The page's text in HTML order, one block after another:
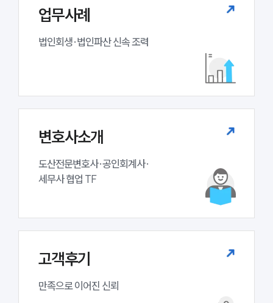
업무분야
법인회생파산전문변호사
언론보도
뉴스레터/브로슈어
업무사례
법인회생·법인파산 신속 조력
변호사소개
도산전문변호사·공인회계사·
세무사 협업 TF
고객후기
만족으로 이어진 신뢰